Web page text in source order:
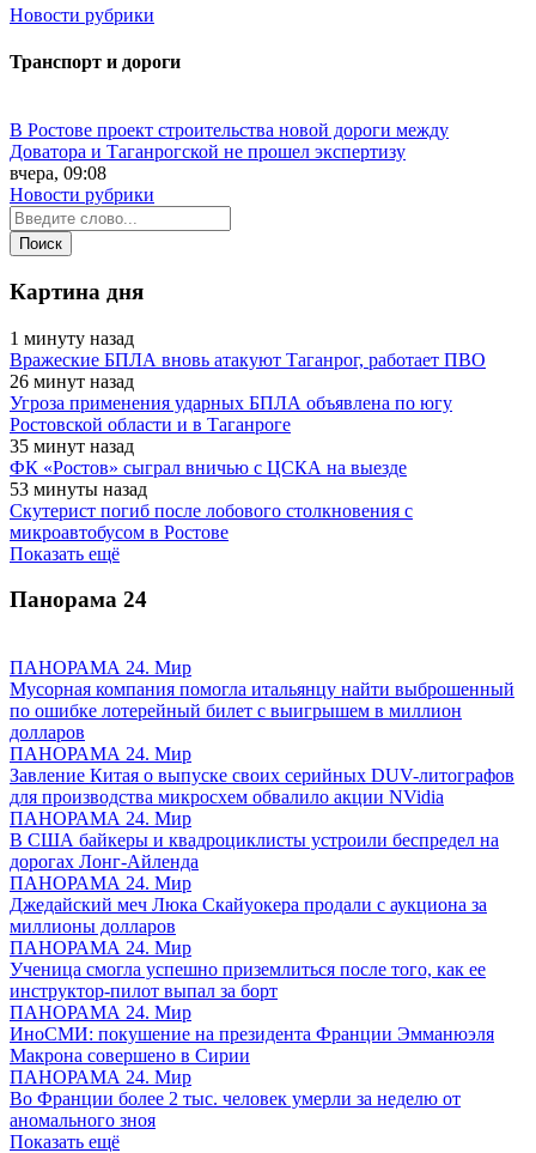
Новости рубрики
Транспорт и дороги
В Ростове проект строительства новой дороги между
Доватора и Таганрогской не прошел экспертизу
вчера, 09:08
Новости рубрики
Картина дня
1 минуту назад
Вражеские БПЛА вновь атакуют Таганрог, работает ПВО
26 минут назад
Угроза применения ударных БПЛА объявлена по югу
Ростовской области и в Таганроге
35 минут назад
ФК «Ростов» сыграл вничью с ЦСКА на выезде
53 минуты назад
Скутерист погиб после лобового столкновения с
микроавтобусом в Ростове
Показать ещё
Панорама 24
ПАНОРАМА 24. Мир
Мусорная компания помогла итальянцу найти выброшенный
по ошибке лотерейный билет с выигрышем в миллион
долларов
ПАНОРАМА 24. Мир
Завление Китая о выпуске своих серийных DUV-литографов
для производства микросхем обвалило акции NVidia
ПАНОРАМА 24. Мир
В США байкеры и квадроциклисты устроили беспредел на
дорогах Лонг-Айленда
ПАНОРАМА 24. Мир
Джедайский меч Люка Скайуокера продали с аукциона за
миллионы долларов
ПАНОРАМА 24. Мир
Ученица смогла успешно приземлиться после того, как ее
инструктор-пилот выпал за борт
ПАНОРАМА 24. Мир
ИноСМИ: покушение на президента Франции Эмманюэля
Макрона совершено в Сирии
ПАНОРАМА 24. Мир
Во Франции более 2 тыс. человек умерли за неделю от
аномального зноя
Показать ещё